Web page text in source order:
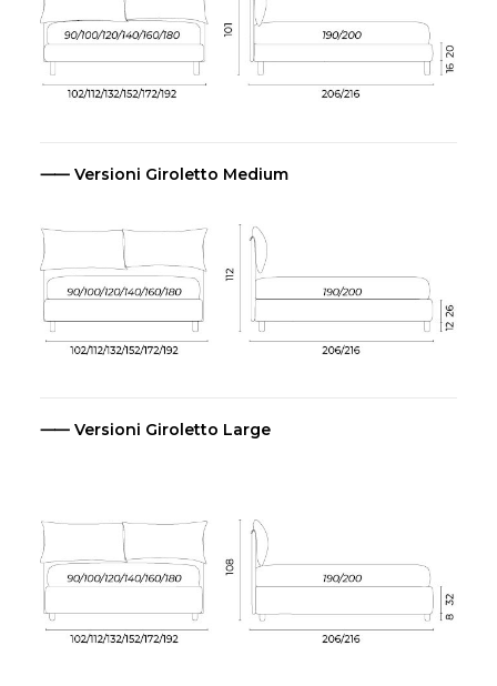
⸺ Versioni Giroletto Medium
⸺ Versioni Giroletto Large